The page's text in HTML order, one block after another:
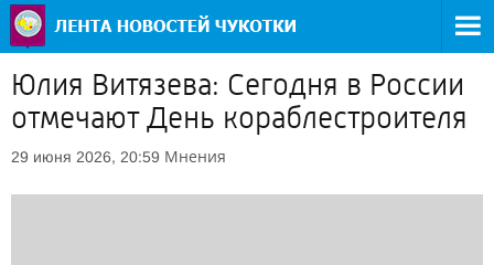
Юлия Витязева: Сегодня в России
отмечают День кораблестроителя
29 июня 2026, 20:59 Мнения